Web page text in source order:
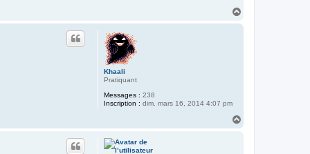
Khaali
Pratiquant
Messages : 238
Inscription : dim. mars 16, 2014 4:07 pm